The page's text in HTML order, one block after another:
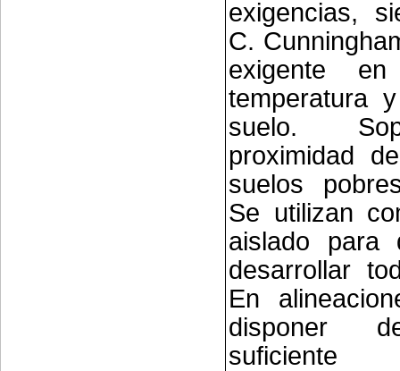
exigencias,
C.
exigente
temperatura
suelo.
proximidad
suelos
Se utilizan
aislado para
desarrollar
En
disponer
suficiente